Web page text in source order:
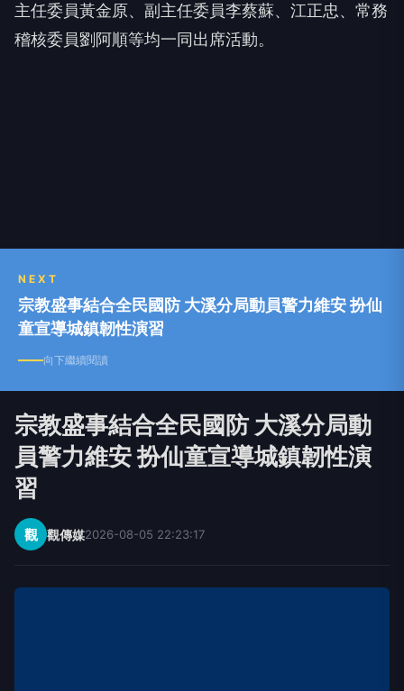
主任委員黃金原、副主任委員李蔡蘇、江正忠、常務
稽核委員劉阿順等均一同出席活動。
NEXT
宗教盛事結合全民國防 大溪分局動員警力維安 扮仙
童宣導城鎮韌性演習
向下繼續閱讀
宗教盛事結合全民國防 大溪分局動
員警力維安 扮仙童宣導城鎮韌性演
習
觀 觀傳媒2026-08-05 22:23:17